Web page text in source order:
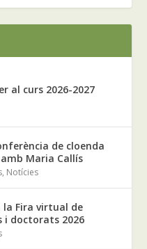
al curs 2026-2027
de cloenda
Maria Callís
, Notícies
la Fira virtual de
i doctorats 2026